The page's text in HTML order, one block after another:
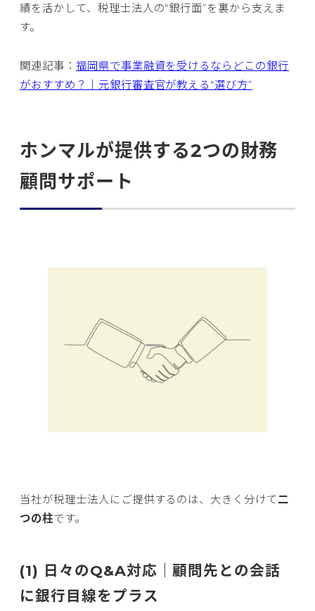
績を活かして、税理士法人の“銀行面”を裏から支えま
す。
関連記事： 福岡県で事業融資を受けるならどこの銀行
がおすすめ？｜元銀行審査官が教える“選び方”
ホンマルが提供する2つの財務
顧問サポート
当社が税理士法人にご提供するのは、大きく分けて二
つの柱です。
(1) 日々のQ&A対応｜顧問先との会話
に銀行目線をプラス